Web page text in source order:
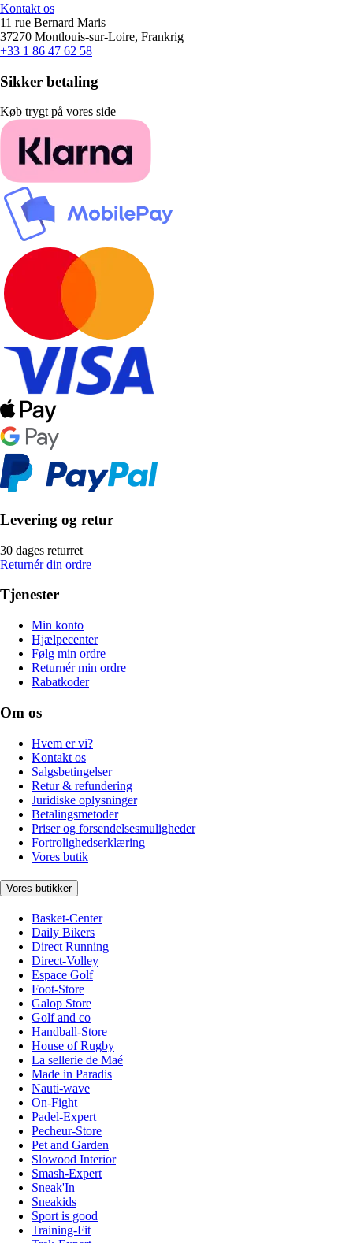
Kontakt os
11 rue Bernard Maris
37270 Montlouis-sur-Loire, Frankrig
+33 1 86 47 62 58
Sikker betaling
Køb trygt på vores side
Levering og retur
30 dages returret
Returnér din ordre
Tjenester
Min konto
Hjælpecenter
Følg min ordre
Returnér min ordre
Rabatkoder
Om os
Hvem er vi?
Kontakt os
Salgsbetingelser
Retur & refundering
Juridiske oplysninger
Betalingsmetoder
Priser og forsendelsesmuligheder
Fortrolighedserklæring
Vores butik
Vores butikker
Basket-Center
Daily Bikers
Direct Running
Direct-Volley
Espace Golf
Foot-Store
Galop Store
Golf and co
Handball-Store
House of Rugby
La sellerie de Maé
Made in Paradis
Nauti-wave
On-Fight
Padel-Expert
Pecheur-Store
Pet and Garden
Slowood Interior
Smash-Expert
Sneak'In
Sneakids
Sport is good
Training-Fit